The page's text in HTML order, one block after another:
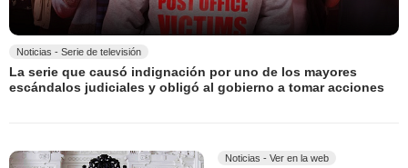
Noticias - Serie de televisión
La serie que causó indignación por uno de los mayores
escándalos judiciales y obligó al gobierno a tomar acciones
Noticias - Ver en la web